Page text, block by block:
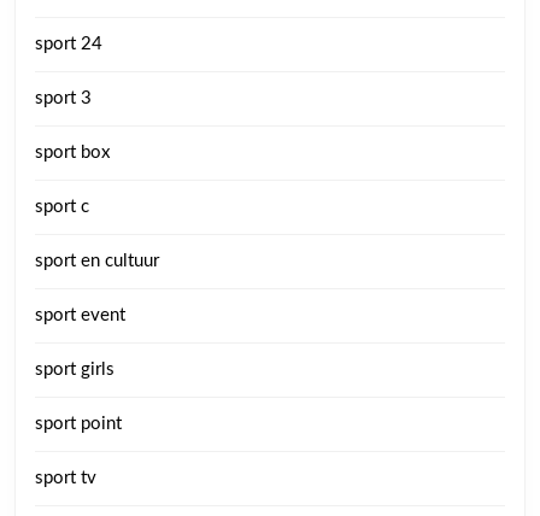
sport 24
sport 3
sport box
sport c
sport en cultuur
sport event
sport girls
sport point
sport tv